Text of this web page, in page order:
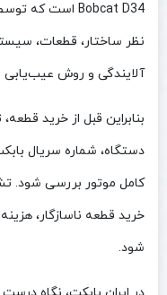
نظر ساختار، قطعات،
آلایندگی و روش عیب‌یابی
بنابراین قبل از خرید
دستگاه، شماره سریال
کامل موتور بررسی شود.
خرید قطعه ناسازگار،
شود.